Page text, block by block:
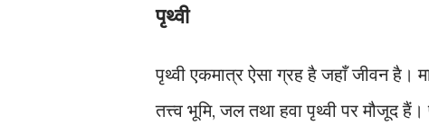
पृथ्वी
पृथ्वी एकमात्र ऐसा ग्रह है जहाँ जीवन है।
तत्त्व भूमि, जल तथा हवा पृथ्वी पर मौजूद